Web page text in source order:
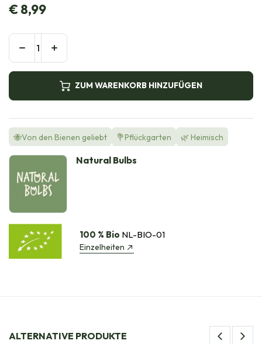
€8,99
ZUM WARENKORB HINZUFÜGEN
🐝Von den Bienen geliebt 💐Pflückgarten 🌿 Heimisch
Natural Bulbs
100 % Bio NL-BIO-01
Einzelheiten
ALTERNATIVE PRODUKTE